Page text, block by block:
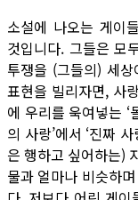
소설에 나오는 게이
것입니다. 그들은 모
투쟁을 (그들의) 세
표현을 빌리자면, 사
에 우리를 욱여넣는 ‘
의 사랑’에서 ‘진짜
은 행하고 싶어하는)
물과 얼마나 비슷하